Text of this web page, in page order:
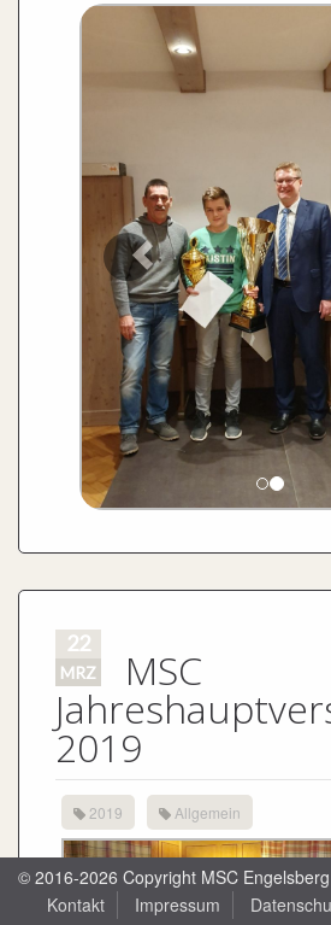
22
MRZ MSC
2019
2019 Allgemein
© 2016-2026 Copyright MSC Engelsberg
Kontakt
Impressum